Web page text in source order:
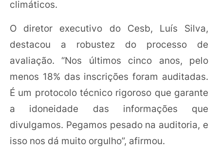
climáticos.
O diretor executivo do Cesb, Luís Silva,
destacou a robustez do processo de
avaliação. “Nos últimos cinco anos, pelo
menos 18% das inscrições foram auditadas.
É um protocolo técnico rigoroso que garante
a idoneidade das informações que
divulgamos. Pegamos pesado na auditoria, e
isso nos dá muito orgulho”, afirmou.